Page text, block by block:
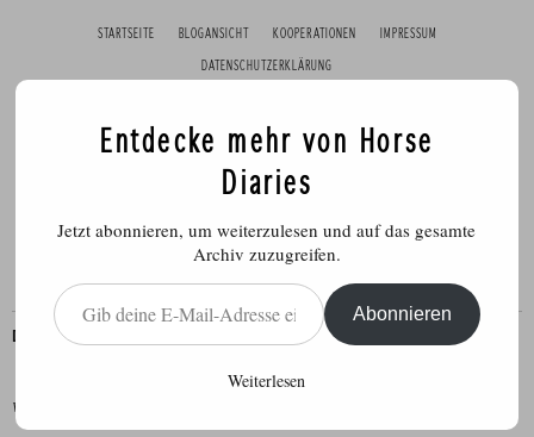
STARTSEITE BLOGANSICHT KOOPERATIONEN IMPRESSUM
DATENSCHUTZERKLÄRUNG
DRESSUR REITEN
Veröffentlicht am
Entdecke mehr von Horse
Diaries
Jetzt abonnieren, um weiterzulesen und auf das gesamte
Archiv zuzugreifen.
Gib deine E-Mail-Adresse ein ...
Abonnieren
Weiterlesen